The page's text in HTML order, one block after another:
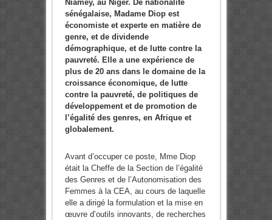
Niamey, au Niger. De nationalité
sénégalaise, Madame Diop est
économiste et experte en matière de
genre, et de dividende
démographique, et de lutte contre la
pauvreté. Elle a une expérience de
plus de 20 ans dans le domaine de la
croissance économique, de lutte
contre la pauvreté, de politiques de
développement et de promotion de
l’égalité des genres, en Afrique et
globalement.
Avant d’occuper ce poste, Mme Diop
était la Cheffe de la Section de l’égalité
des Genres et de l’Autonomisation des
Femmes à la CEA, au cours de laquelle
elle a dirigé la formulation et la mise en
œuvre d’outils innovants, de recherches